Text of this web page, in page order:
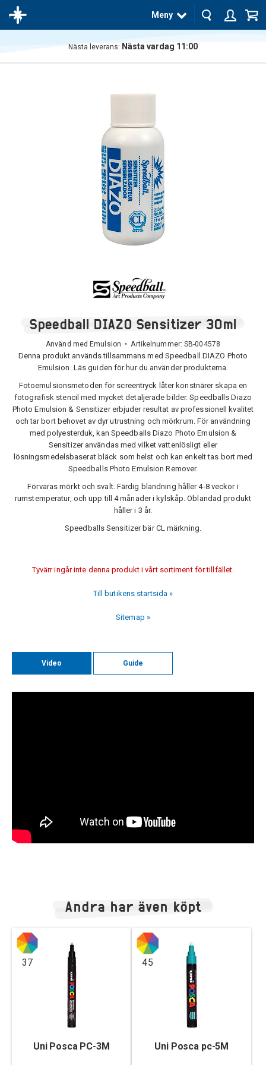
Meny
Nästa leverans: Nästa vardag 11:00
Speedball DIAZO Sensitizer 30ml
Använd med Emulsion • Artikelnummer:SB-004578
Denna produkt används tillsammans med Speedball DIAZO Photo
Emulsion. Läs guiden för hur du använder produkterna.
Fotoemulsionsmetoden för screentryck låter konstnärer skapa en
fotografisk stencil med mycket detaljerade bilder. Speedballs Diazo
Photo Emulsion & Sensitizer erbjuder resultat av professionell kvalitet
och tar bort behovet av dyr utrustning och mörkrum. För användning
med polyesterduk, kan Speedballs Diazo Photo Emulsion &
Sensitizer användas med vilket vattenlösligt eller
lösningsmedelsbaserat bläck som helst och kan enkelt tas bort med
Speedballs Photo Emulsion Remover.
Förvaras mörkt och svalt. Färdig blandning håller 4-8 veckor i
rumstemperatur, och upp till 4 månader i kylskåp. Oblandad produkt
håller i 3 år.
Speedballs Sensitizer bär CL märkning.
Tyvärr ingår inte denna produkt i vårt sortiment för tillfället.
Till butikens startsida »
Sitemap »
Video Guide
Andra har även köpt
37
Uni Posca PC-3M
45
Uni Posca pc-5M